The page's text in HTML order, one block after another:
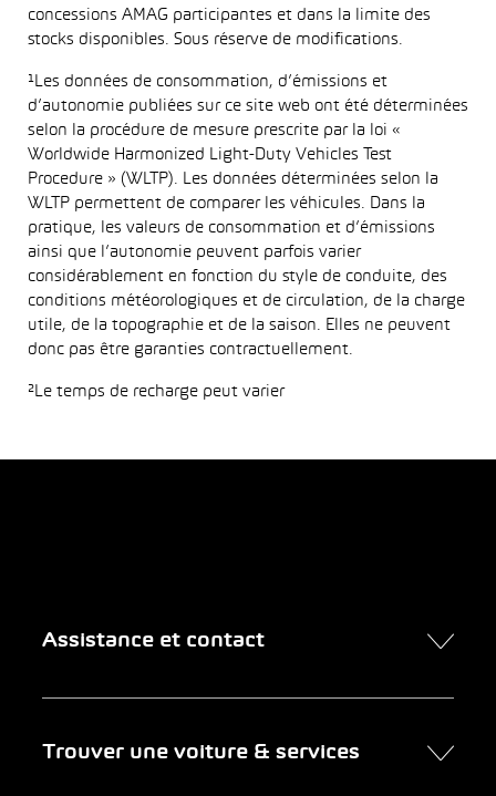
concessions AMAG participantes et dans la limite des
stocks disponibles. Sous réserve de modifications.
¹Les données de consommation, d’émissions et
d’autonomie publiées sur ce site web ont été déterminées
selon la procédure de mesure prescrite par la loi «
Worldwide Harmonized Light-Duty Vehicles Test
Procedure » (WLTP). Les données déterminées selon la
WLTP permettent de comparer les véhicules. Dans la
pratique, les valeurs de consommation et d’émissions
ainsi que l’autonomie peuvent parfois varier
considérablement en fonction du style de conduite, des
conditions météorologiques et de circulation, de la charge
utile, de la topographie et de la saison. Elles ne peuvent
donc pas être garanties contractuellement.
²Le temps de recharge peut varier
Assistance et contact
Trouver une voiture & services